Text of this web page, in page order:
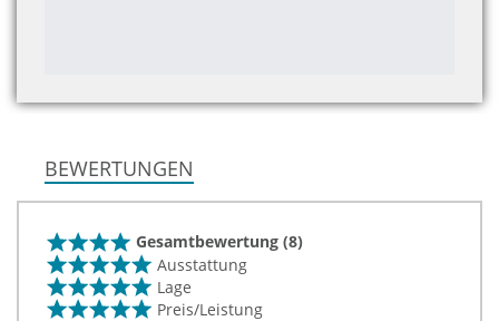
BEWERTUNGEN
Gesamtbewertung (8)
Ausstattung
Lage
Preis/Leistung